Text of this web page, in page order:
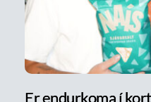
Er endurkoma í